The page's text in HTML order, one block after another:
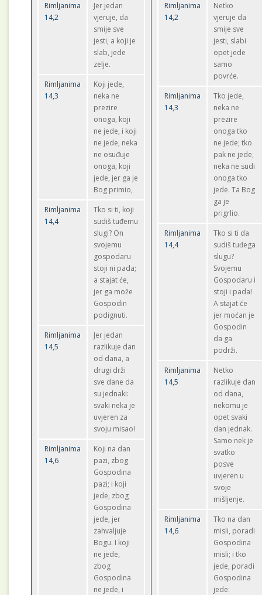
Rimljanima
14,2
Jer jedan
vjeruje, da
smije sve
jesti, a koji je
slab, jede
zelje.
Rimljanima
14,3
Koji jede,
neka ne
prezire
onoga, koji
ne jede, i koji
ne jede, neka
ne osuđuje
onoga, koji
jede, jer ga je
Bog primio,
Rimljanima
14,4
Tko si ti, koji
sudiš tuđemu
slugi? On
svojemu
gospodaru
stoji ni pada;
a stajat će,
jer ga može
Gospodin
podignuti.
Rimljanima
14,5
Jer jedan
razlikuje dan
od dana, a
drugi drži
sve dane da
su jednaki:
svaki neka je
uvjeren za
svoju misao!
Rimljanima
14,6
Koji na dan
pazi, zbog
Gospodina
pazi; i koji
jede, zbog
Gospodina
jede, jer
zahvaljuje
Bogu. I koji
ne jede,
zbog
Gospodina
ne jede, i
Rimljanima
14,2
Netko
vjeruje da
smije sve
jesti, slabi
opet jede
samo
povrće.
Rimljanima
14,3
Tko jede,
neka ne
prezire
onoga tko
ne jede; tko
pak ne jede,
neka ne sudi
onoga tko
jede. Ta Bog
ga je
prigrlio.
Rimljanima
14,4
Tko si ti da
sudiš tuđega
slugu?
Svojemu
Gospodaru i
stoji i pada!
A stajat će
jer moćan je
Gospodin
da ga
podrži.
Rimljanima
14,5
Netko
razlikuje dan
od dana,
nekomu je
opet svaki
dan jednak.
Samo nek je
svatko
posve
uvjeren u
svoje
mišljenje.
Rimljanima
14,6
Tko na dan
misli, poradi
Gospodina
misli; i tko
jede, poradi
Gospodina
jede: